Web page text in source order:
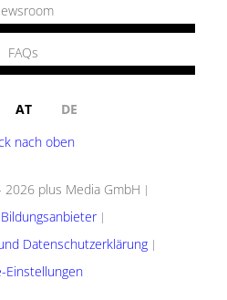
FAQs
AT
DE
nach oben
plus Media GmbH
Datenschutzerklärung
Einstellungen